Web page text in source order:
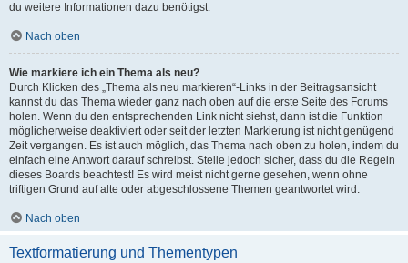
du weitere Informationen dazu benötigst.
Nach oben
Wie markiere ich ein Thema als neu?
Durch Klicken des „Thema als neu markieren“-Links in der Beitragsansicht
kannst du das Thema wieder ganz nach oben auf die erste Seite des Forums
holen. Wenn du den entsprechenden Link nicht siehst, dann ist die Funktion
möglicherweise deaktiviert oder seit der letzten Markierung ist nicht genügend
Zeit vergangen. Es ist auch möglich, das Thema nach oben zu holen, indem du
einfach eine Antwort darauf schreibst. Stelle jedoch sicher, dass du die Regeln
dieses Boards beachtest! Es wird meist nicht gerne gesehen, wenn ohne
triftigen Grund auf alte oder abgeschlossene Themen geantwortet wird.
Nach oben
Textformatierung und Thementypen